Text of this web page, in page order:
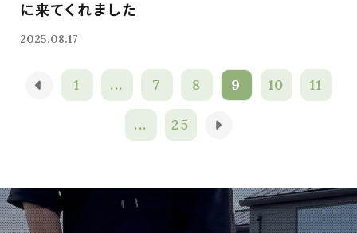
に来てくれました
2025.08.17
1 ... 7 8 9 10 11
... 25